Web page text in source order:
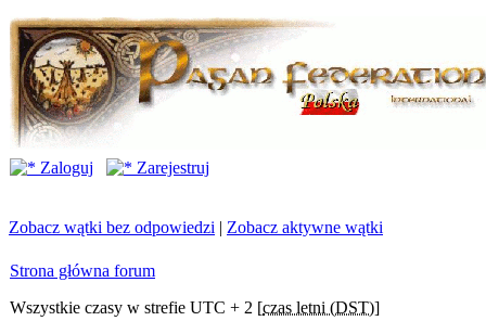
Zaloguj Zarejestruj
Zobacz wątki bez odpowiedzi | Zobacz aktywne wątki
Strona główna forum
Wszystkie czasy w strefie UTC + 2 [czas letni (DST)]